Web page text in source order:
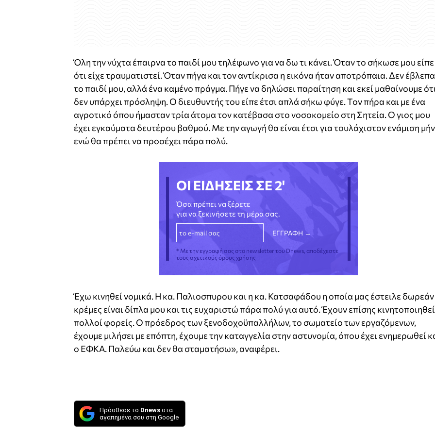
Όλη την νύχτα έπαιρνα το παιδί μου τηλέφωνο για να δω τι κάνει. Όταν το σήκωσε μου είπε
ότι είχε τραυματιστεί. Όταν πήγα και τον αντίκρισα η εικόνα ήταν αποτρόπαια. Δεν έβλεπα
το παιδί μου, αλλά ένα καμένο πράγμα. Πήγε να δηλώσει παραίτηση και εκεί μαθαίνουμε
δεν υπάρχει πρόσληψη. Ο διευθυντής του είπε έτσι απλά σήκω φύγε. Τον πήρα και με ένα
αγροτικό όπου ήμασταν τρία άτομα τον κατέβασα στο νοσοκομείο στη Σητεία. Ο γιος μου
έχει εγκαύματα δευτέρου βαθμού. Με την αγωγή θα είναι έτσι για τουλάχιστον ενάμιση
ενώ θα πρέπει να προσέχει πάρα πολύ.
ΟΙ ΕΙΔΗΣΕΙΣ ΣΕ 2'
Όσα πρέπει να ξέρετε
για να ξεκινήσετε τη μέρα σας.
* Με την εγγραφή σας στο newsletter του Dnews, αποδέχεστε
τους σχετικούς όρους χρήσης
Έχω κινηθεί νομικά. Η κα. Παλιοσπυρου και η κα. Κατσαφάδου η οποία μας έστειλε δωρεάν
κρέμες είναι δίπλα μου και τις ευχαριστώ πάρα πολύ για αυτό. Έχουν επίσης κινητοποιηθεί
πολλοί φορείς. Ο πρόεδρος των ξενοδοχοϋπαλλήλων, το σωματείο των εργαζόμενων,
έχουμε μιλήσει με επόπτη, έχουμε την καταγγελία στην αστυνομία, όπου έχει ενημερωθεί
ο ΕΦΚΑ. Παλεύω και δεν θα σταματήσω», αναφέρει.
Πρόσθεσε το Dnews στα
αγαπημένα σου στη Google